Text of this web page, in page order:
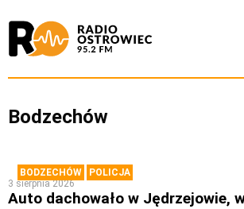
Bodzechów
BODZECHÓW
POLICJA
3 sierpnia 2026
Auto dachowało w Jędrzejowie,